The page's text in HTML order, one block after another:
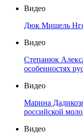
Видео
Дюк Мишель
Видео
Степанюк
особенностях
Видео
Марина
российской
Видео